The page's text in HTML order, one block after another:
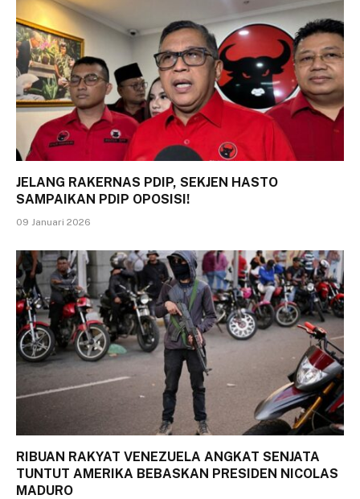
JELANG RAKERNAS PDIP, SEKJEN HASTO
SAMPAIKAN PDIP OPOSISI!
09 Januari 2026
RIBUAN RAKYAT VENEZUELA ANGKAT SENJATA
TUNTUT AMERIKA BEBASKAN PRESIDEN NICOLAS
MADURO